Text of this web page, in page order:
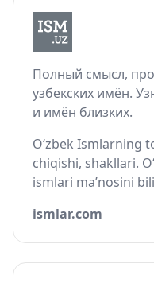
Полный смысл,
узбекских имён.
и имён близких.
O‘zbek Ismlarning
chiqishi, shakllari.
ismlari ma’nosini
ismlar.com